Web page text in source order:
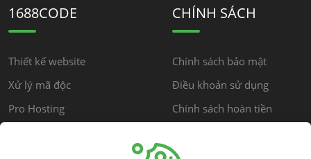
1688CODE
Thiết kế website
Xử lý mã độc
Pro Hosting
CHÍNH SÁCH
Chính sách bảo mật
Điều khoản sử dụng
Chính sách hoàn tiền